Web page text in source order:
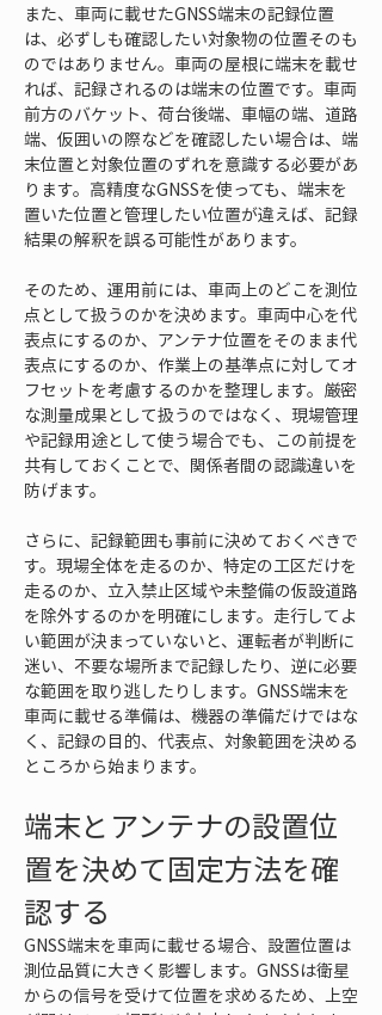
また、車両に載せたGNSS端末の記録位置
は、必ずしも確認したい対象物の位置そのも
のではありません。車両の屋根に端末を載せ
れば、記録されるのは端末の位置です。車両
前方のバケット、荷台後端、車幅の端、道路
端、仮囲いの際などを確認したい場合は、端
末位置と対象位置のずれを意識する必要があ
ります。高精度なGNSSを使っても、端末を
置いた位置と管理したい位置が違えば、記録
結果の解釈を誤る可能性があります。
そのため、運用前には、車両上のどこを測位
点として扱うのかを決めます。車両中心を代
表点にするのか、アンテナ位置をそのまま代
表点にするのか、作業上の基準点に対してオ
フセットを考慮するのかを整理します。厳密
な測量成果として扱うのではなく、現場管理
や記録用途として使う場合でも、この前提を
共有しておくことで、関係者間の認識違いを
防げます。
さらに、記録範囲も事前に決めておくべきで
す。現場全体を走るのか、特定の工区だけを
走るのか、立入禁止区域や未整備の仮設道路
を除外するのかを明確にします。走行してよ
い範囲が決まっていないと、運転者が判断に
迷い、不要な場所まで記録したり、逆に必要
な範囲を取り逃したりします。GNSS端末を
車両に載せる準備は、機器の準備だけではな
く、記録の目的、代表点、対象範囲を決める
ところから始まります。
端末とアンテナの設置位
置を決めて固定方法を確
認する
GNSS端末を車両に載せる場合、設置位置は
測位品質に大きく影響します。GNSSは衛星
からの信号を受けて位置を求めるため、上空